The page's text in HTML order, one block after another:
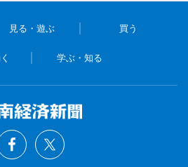
見る・遊ぶ 買う
学ぶ・知る